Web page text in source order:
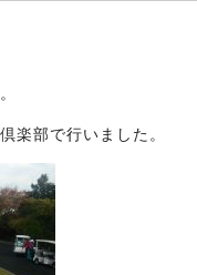
楽部で行いました。